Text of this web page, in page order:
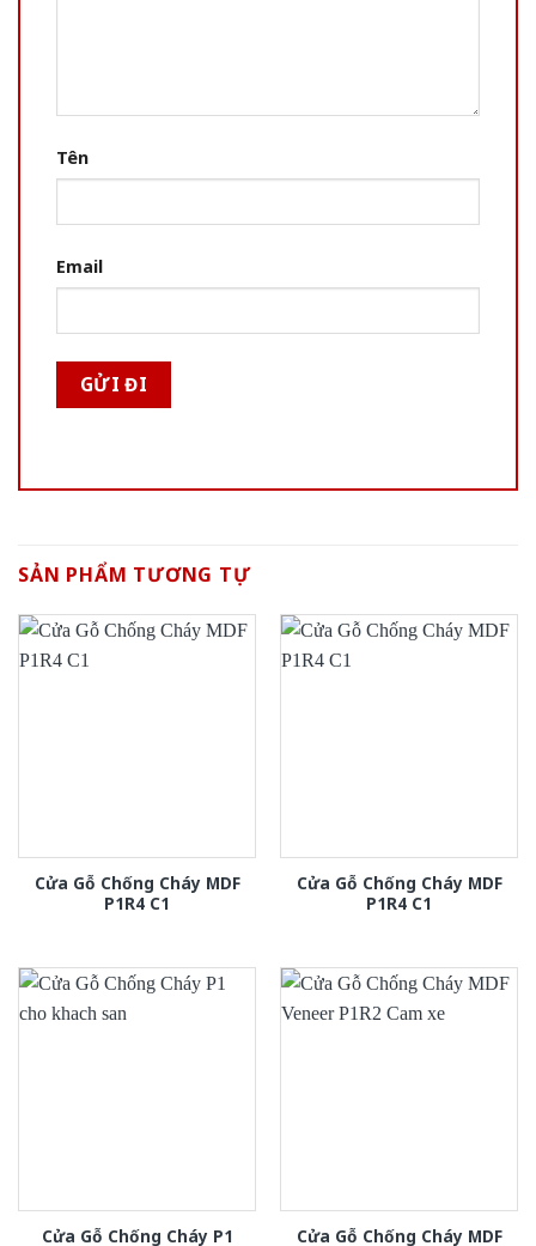
Tên
Email
SẢN PHẨM TƯƠNG TỰ
Cửa Gỗ Chống Cháy MDF
P1R4 C1
Cửa Gỗ Chống Cháy MDF
P1R4 C1
Cửa Gỗ Chống Cháy P1
Cửa Gỗ Chống Cháy MDF